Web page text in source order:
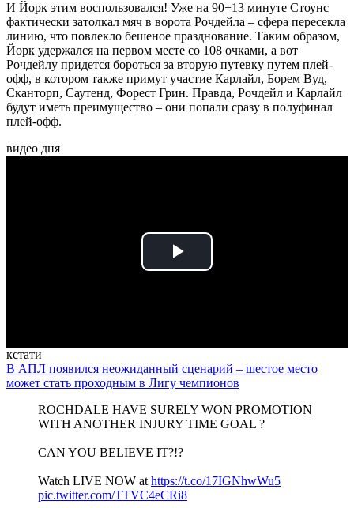
И Йорк этим воспользовался! Уже на 90+13 минуте Стоунс
фактически затолкал мяч в ворота Рочдейла – сфера пересекла
линию, что повлекло бешеное празднование. Таким образом,
Йорк удержался на первом месте со 108 очками, а вот
Рочдейлу придется бороться за вторую путевку путем плей-
офф, в котором также примут участие Карлайл, Борем Вуд,
Сканторп, Саутенд, Форест Грин. Правда, Рочдейл и Карлайл
будут иметь преимущество – они попали сразу в полуфинал
плей-офф.
видео дня
Play
кстати
В АПЛ появился неожиданный сценарий – шестое место
может стать проходным в Лигу чемпионов
ROCHDALE HAVE SURELY WON PROMOTION
WITH ANOTHER INJURY TIME GOAL ?
CAN YOU BELIEVE IT?!?
Watch LIVE NOW at https://t.co/17IGNhwWu5
pic.twitter.com/TTVC4eCRi8